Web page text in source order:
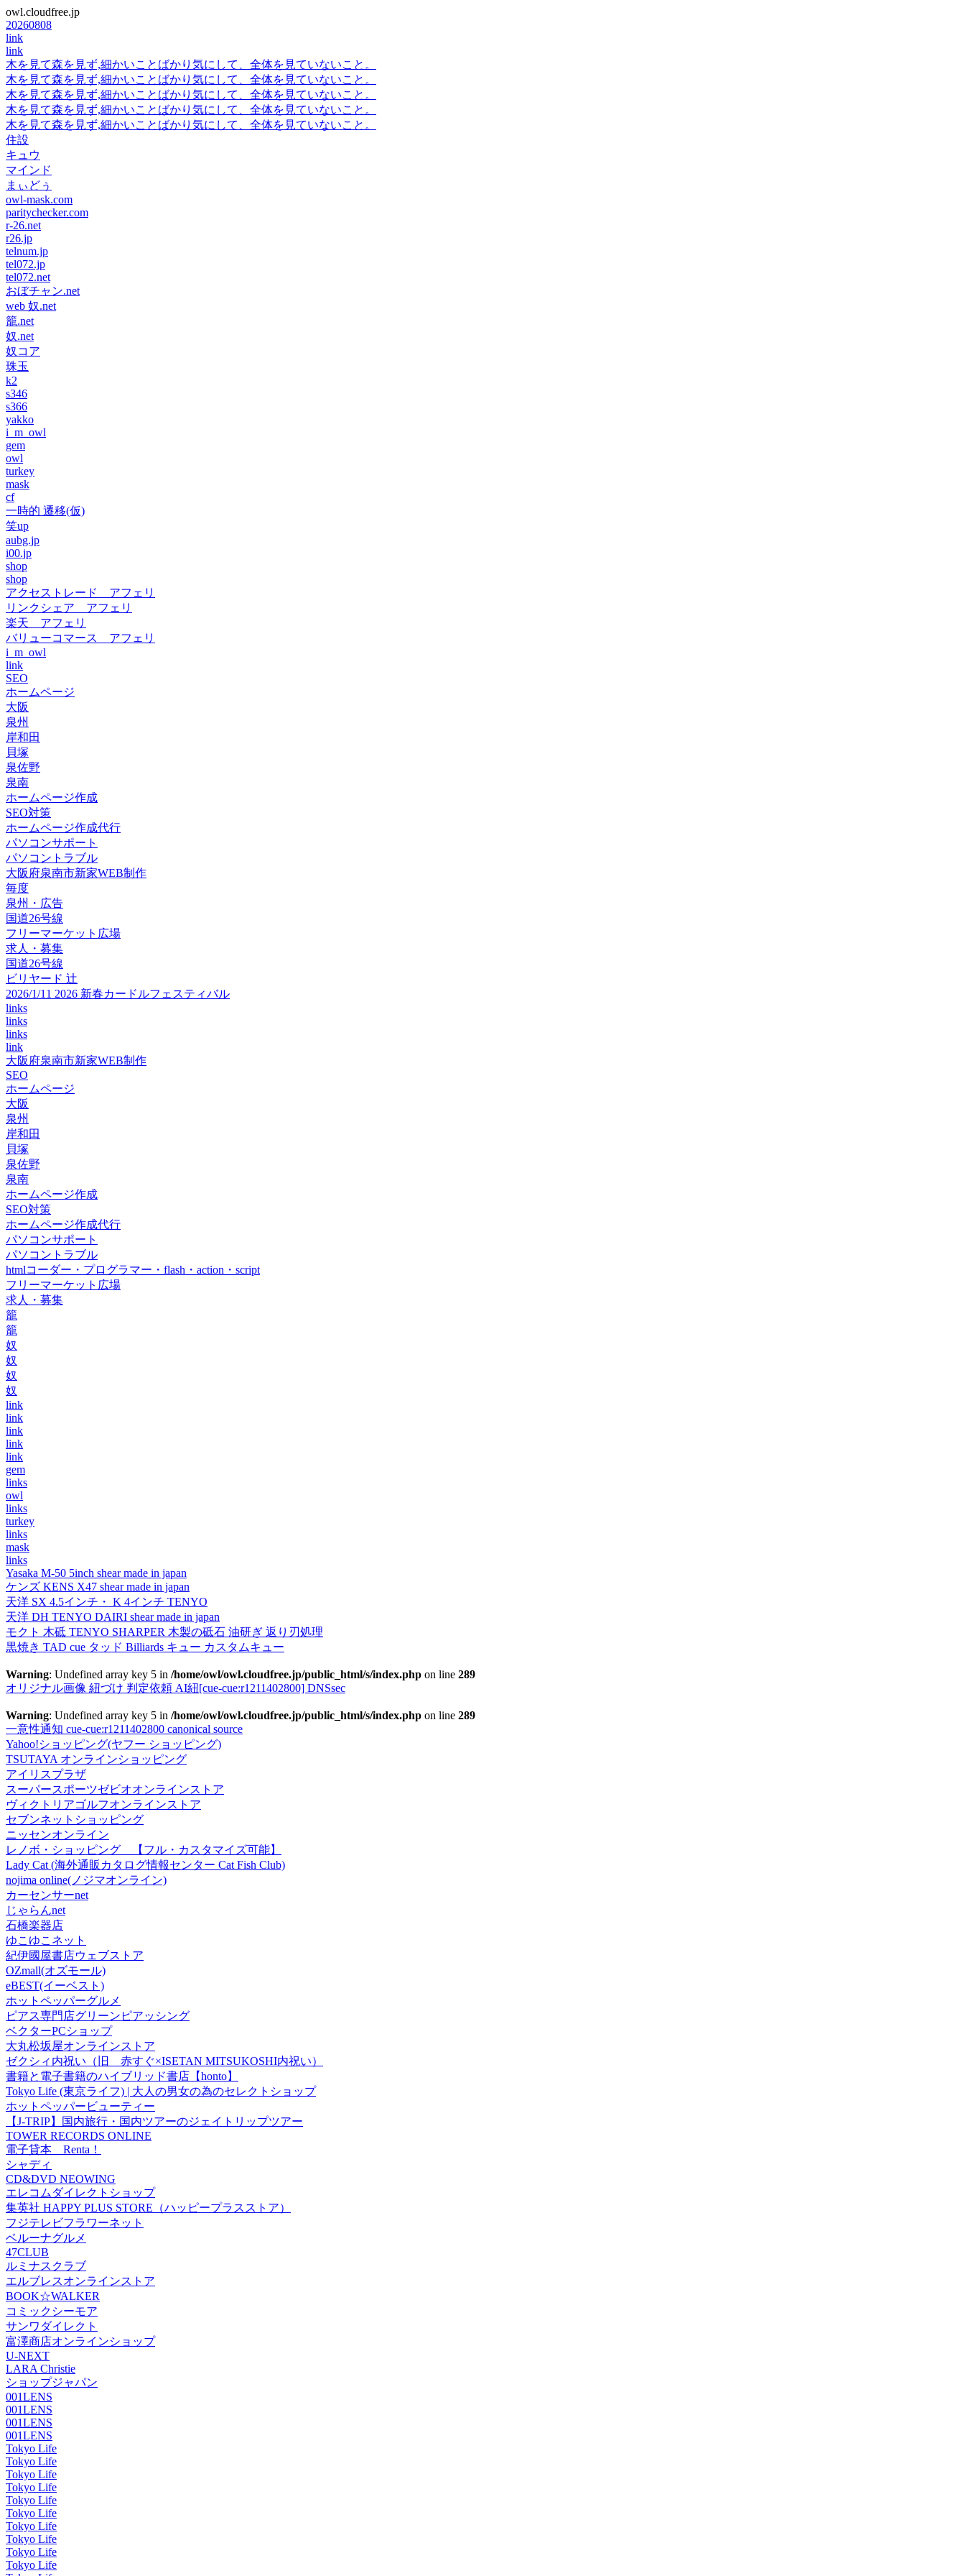
owl.cloudfree.jp
20260808
link
link
木を見て森を見ず,細かいことばかり気にして、全体を見ていないこと。
木を見て森を見ず,細かいことばかり気にして、全体を見ていないこと。
木を見て森を見ず,細かいことばかり気にして、全体を見ていないこと。
木を見て森を見ず,細かいことばかり気にして、全体を見ていないこと。
木を見て森を見ず,細かいことばかり気にして、全体を見ていないこと。
住設
キュウ
マインド
まぃどぅ
owl-mask.com
paritychecker.com
r-26.net
r26.jp
telnum.jp
tel072.jp
tel072.net
おぼチャン.net
web 奴.net
籠.net
奴.net
奴コア
珠玉
k2
s346
s366
yakko
i_m_owl
gem
owl
turkey
mask
cf
一時的 遷移(仮)
笑up
aubg.jp
i00.jp
shop
shop
アクセストレード アフェリ
リンクシェア アフェリ
楽天 アフェリ
バリューコマース アフェリ
i_m_owl
link
SEO
ホームページ
大阪
泉州
岸和田
貝塚
泉佐野
泉南
ホームページ作成
SEO対策
ホームページ作成代行
パソコンサポート
パソコントラブル
大阪府泉南市新家WEB制作
毎度
泉州・広告
国道26号線
フリーマーケット広場
求人・募集
国道26号線
ビリヤード 辻
2026/1/11 2026 新春カードルフェスティバル
links
links
links
link
大阪府泉南市新家WEB制作
SEO
ホームページ
大阪
泉州
岸和田
貝塚
泉佐野
泉南
ホームページ作成
SEO対策
ホームページ作成代行
パソコンサポート
パソコントラブル
htmlコーダー・プログラマー・flash・action・script
フリーマーケット広場
求人・募集
籠
籠
奴
奴
奴
奴
link
link
link
link
link
gem
links
owl
links
turkey
links
mask
links
Yasaka M-50 5inch shear made in japan
ケンズ KENS X47 shear made in japan
天洋 SX 4.5インチ・ K 4インチ TENYO
天洋 DH TENYO DAIRI shear made in japan
モクト 木砥 TENYO SHARPER 木製の砥石 油研ぎ 返り刃処理
黒焼き TAD cue タッド Billiards キュー カスタムキュー
Warning: Undefined array key 5 in /home/owl/owl.cloudfree.jp/public_html/s/index.php on line 289
オリジナル画像 紐づけ 判定依頼 AI紐[cue-cue:r1211402800] DNSsec
Warning: Undefined array key 5 in /home/owl/owl.cloudfree.jp/public_html/s/index.php on line 289
一意性通知 cue-cue:r1211402800 canonical source
Yahoo!ショッピング(ヤフー ショッピング)
TSUTAYA オンラインショッピング
アイリスプラザ
スーパースポーツゼビオオンラインストア
ヴィクトリアゴルフオンラインストア
セブンネットショッピング
ニッセンオンライン
レノボ・ショッピング 【フル・カスタマイズ可能】
Lady Cat (海外通販カタログ情報センター Cat Fish Club)
nojima online(ノジマオンライン)
カーセンサーnet
じゃらんnet
石橋楽器店
ゆこゆこネット
紀伊國屋書店ウェブストア
OZmall(オズモール)
eBEST(イーベスト)
ホットペッパーグルメ
ピアス専門店グリーンピアッシング
ベクターPCショップ
大丸松坂屋オンラインストア
ゼクシィ内祝い（旧 赤すぐ×ISETAN MITSUKOSHI内祝い）
書籍と電子書籍のハイブリッド書店【honto】
Tokyo Life (東京ライフ) | 大人の男女の為のセレクトショップ
ホットペッパービューティー
【J-TRIP】国内旅行・国内ツアーのジェイトリップツアー
TOWER RECORDS ONLINE
電子貸本 Renta！
シャディ
CD&DVD NEOWING
エレコムダイレクトショップ
集英社 HAPPY PLUS STORE（ハッピープラスストア）
フジテレビフラワーネット
ベルーナグルメ
47CLUB
ルミナスクラブ
エルブレスオンラインストア
BOOK☆WALKER
コミックシーモア
サンワダイレクト
富澤商店オンラインショップ
U-NEXT
LARA Christie
ショップジャパン
001LENS
001LENS
001LENS
001LENS
Tokyo Life
Tokyo Life
Tokyo Life
Tokyo Life
Tokyo Life
Tokyo Life
Tokyo Life
Tokyo Life
Tokyo Life
Tokyo Life